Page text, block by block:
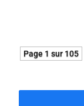
Page 1 sur 105